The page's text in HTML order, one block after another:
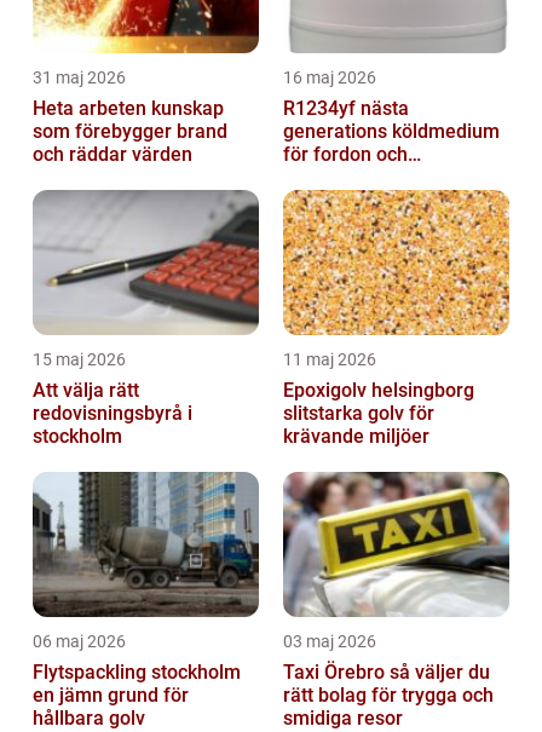
31 maj 2026
Heta arbeten kunskap
som förebygger brand
och räddar värden
16 maj 2026
R1234yf nästa
generations köldmedium
för fordon och
15 maj 2026
Att välja rätt
redovisningsbyrå i
stockholm
11 maj 2026
Epoxigolv helsingborg
slitstarka golv för
krävande miljöer
06 maj 2026
Flytspackling stockholm
en jämn grund för
hållbara golv
03 maj 2026
Taxi Örebro så väljer du
rätt bolag för trygga och
smidiga resor